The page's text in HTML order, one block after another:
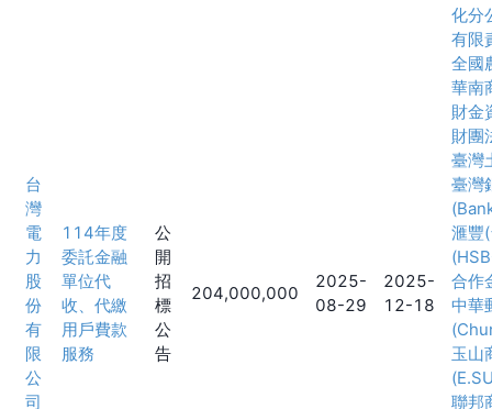
台
灣
電
力
股
份
有
限
公
司
114年度
委託金融
單位代
收、代繳
用戶費款
服務
公
開
招
標
公
告
204,000,000
2025-
08-29
2025-
12-18
化分
有限
全國
華南
財金
財團
臺灣
臺灣
滙豐
合作
中華
玉山
聯邦